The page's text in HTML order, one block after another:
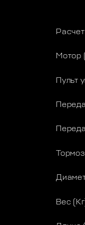
Мотор
Пульт
Тормоз
Вес